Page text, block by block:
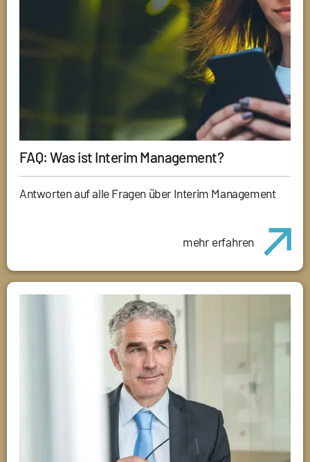
FAQ: Was ist Interim Management?
Antworten auf alle Fragen über Interim Management
mehr erfahren